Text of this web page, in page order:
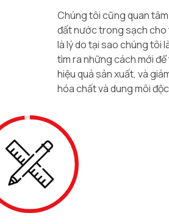
Chúng tôi cũng quan
đất nước trong sạch cho
là lý do tại sao chúng tôi
tìm ra những cách mới
hiệu quả sản xuất, và
hóa chất và dung môi